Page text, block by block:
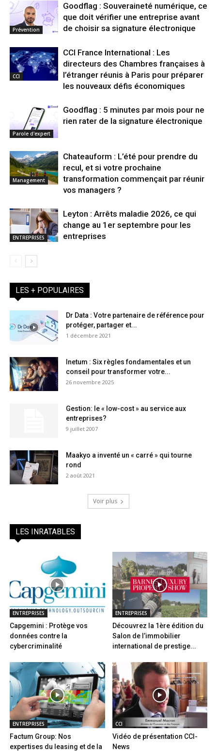
Prévention
Goodflag : Souveraineté numérique, ce
que doit vérifier une entreprise avant
de choisir sa signature électronique
CCI
CCI France International : Les
directeurs des Chambres françaises à
l’étranger réunis à Paris pour préparer
les nouveaux défis économiques
Parole d'expert
Goodflag : 5 minutes par mois pour ne
rien rater de la signature électronique
Management
Chateauform : L’été pour prendre du
recul, et si votre prochaine
transformation commençait par réunir
vos managers ?
ENTREPRISES
Leyton : Arrêts maladie 2026, ce qui
change au 1er septembre pour les
entreprises
LES + POPULAIRES
Dr Data : Votre partenaire de référence pour
protéger, partager et...
1 décembre 2021
Inetum : Six règles fondamentales et un
conseil pour transformer votre...
26 novembre 2025
Gestion: le « low-cost » au service aux
entreprises?
9 juillet 2007
Maakyo a inventé un « carré » qui tourne
rond
2 août 2021
Voir plus
LES INRATABLES
ENTREPRISES
Capgemini : Protège vos
données contre la
cybercriminalité
ENTREPRISES
Découvrez la 1ère édition du
Salon de l’immobilier
international de prestige...
ENTREPRISES
Factum Group: Nos
expertises du leasing et de la
CCI
Vidéo de présentation CCI-
News